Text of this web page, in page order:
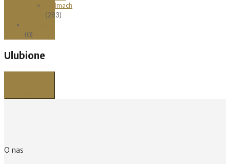
Stelmach
(283)
(0)
Ulubione
O nas